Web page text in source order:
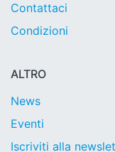
Contattaci
Condizioni
ALTRO
News
Eventi
Iscriviti alla